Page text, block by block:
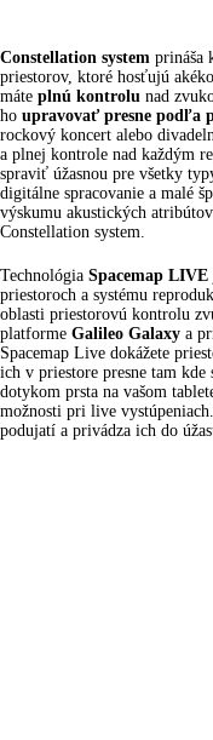
Constellation system prináša
priestorov, ktoré hosťujú
máte plnú kontrolu nad
ho upravovať presne podľa
rockový koncert alebo
a plnej kontrole nad každým
spraviť úžasnou pre všetky
digitálne spracovanie a malé
výskumu akustických
Constellation system.
Technológia Spacemap LIVE
priestoroch a systému
oblasti priestorovú kontrolu
platforme Galileo Galaxy a
Spacemap Live dokážete
ich v priestore presne tam kde
dotykom prsta na vašom
možnosti pri live
podujatí a privádza ich do